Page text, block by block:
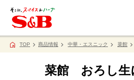
TOP 商品情報 中華・エスニック 菜館
菜館 おろし生